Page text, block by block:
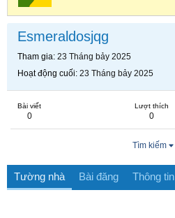
Esmeraldosjqg
Tham gia 23 Tháng bảy 2025
Hoạt động cuối 23 Tháng bảy 2025
Bài viết
0
Lượt thích
0
Tìm kiếm
Tường nhà Bài đăng Thông tin